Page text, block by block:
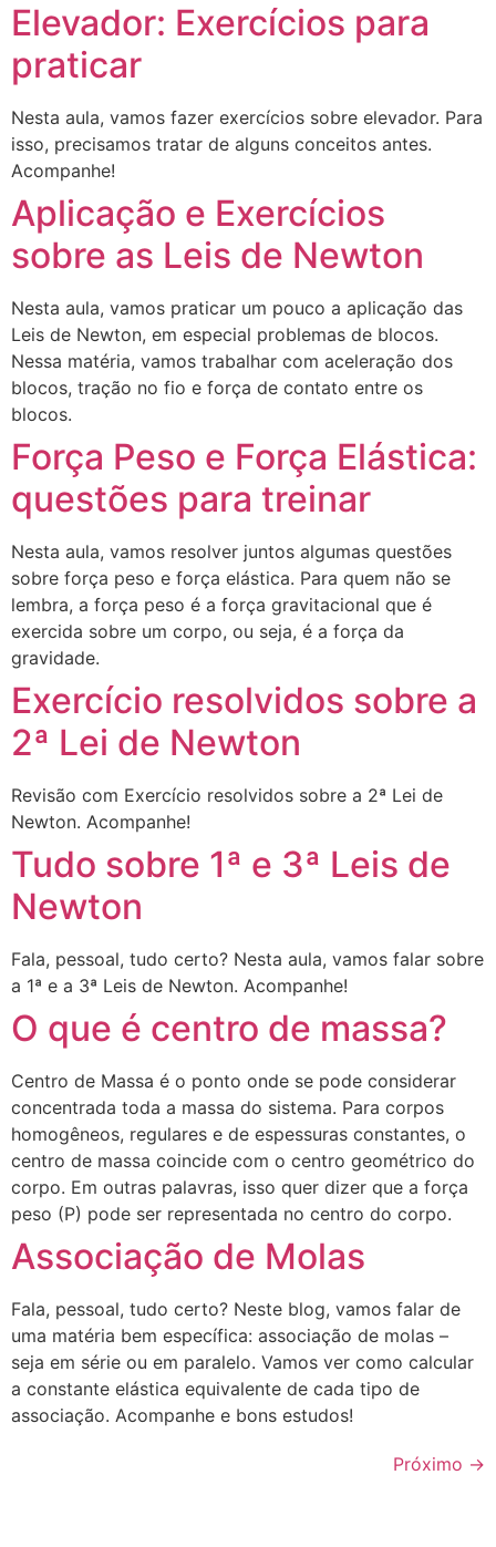
Elevador: Exercícios para
praticar
Nesta aula, vamos fazer exercícios sobre elevador. Para
isso, precisamos tratar de alguns conceitos antes.
Acompanhe!
Aplicação e Exercícios
sobre as Leis de Newton
Nesta aula, vamos praticar um pouco a aplicação das
Leis de Newton, em especial problemas de blocos.
Nessa matéria, vamos trabalhar com aceleração dos
blocos, tração no fio e força de contato entre os
blocos.
Força Peso e Força Elástica:
questões para treinar
Nesta aula, vamos resolver juntos algumas questões
sobre força peso e força elástica. Para quem não se
lembra, a força peso é a força gravitacional que é
exercida sobre um corpo, ou seja, é a força da
gravidade.
Exercício resolvidos sobre a
2ª Lei de Newton
Revisão com Exercício resolvidos sobre a 2ª Lei de
Newton. Acompanhe!
Tudo sobre 1ª e 3ª Leis de
Newton
Fala, pessoal, tudo certo? Nesta aula, vamos falar sobre
a 1ª e a 3ª Leis de Newton. Acompanhe!
O que é centro de massa?
Centro de Massa é o ponto onde se pode considerar
concentrada toda a massa do sistema. Para corpos
homogêneos, regulares e de espessuras constantes, o
centro de massa coincide com o centro geométrico do
corpo. Em outras palavras, isso quer dizer que a força
peso (P) pode ser representada no centro do corpo.
Associação de Molas
Fala, pessoal, tudo certo? Neste blog, vamos falar de
uma matéria bem específica: associação de molas –
seja em série ou em paralelo. Vamos ver como calcular
a constante elástica equivalente de cada tipo de
associação. Acompanhe e bons estudos!
Próximo →